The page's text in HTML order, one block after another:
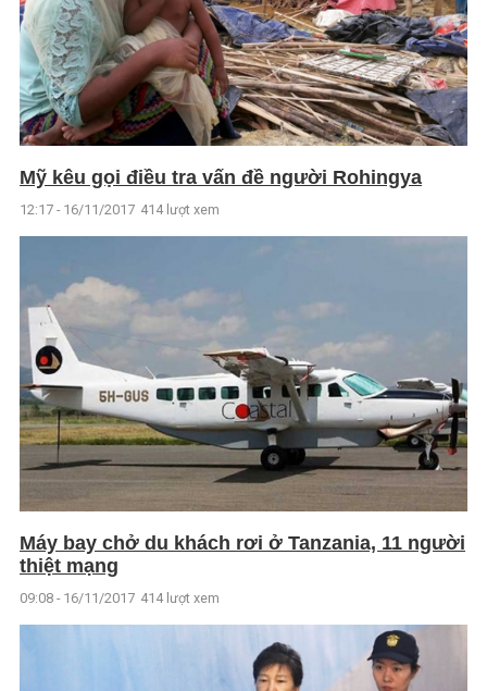
Mỹ kêu gọi điều tra vấn đề người Rohingya
12:17 - 16/11/2017 414 lượt xem
Máy bay chở du khách rơi ở Tanzania, 11 người
thiệt mạng
09:08 - 16/11/2017 414 lượt xem